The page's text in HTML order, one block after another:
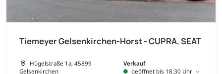
Tiemeyer Gelsenkirchen-Horst - CUPRA, SEAT
Hügelstraße 1a, 45899
Gelsenkirchen
Verkauf
geöffnet bis 18:30 Uhr